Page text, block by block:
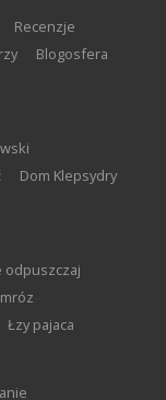
recenzje
blogosfera
Dom Klepsydry
odpuszczaj
mróz
Łzy pajaca